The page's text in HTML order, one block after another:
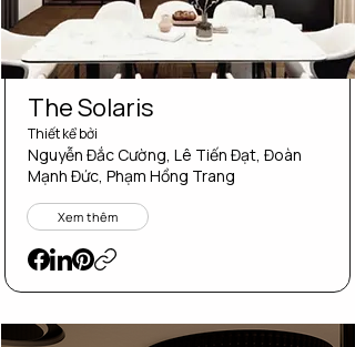
The Solaris
Thiết kể bởi
Nguyễn Đắc Cường, Lê Tiến Đạt, Đoàn
Mạnh Đức, Phạm Hồng Trang
Xem thêm